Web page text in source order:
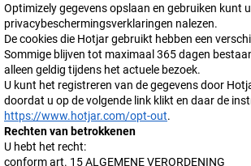
Optimizely gegevens opslaan en gebruiken kunt
privacybeschermingsverklaringen nalezen.
De cookies die Hotjar gebruikt hebben een
Sommige blijven tot maximaal 365 dagen
alleen geldig tijdens het actuele bezoek.
U kunt het registreren van de gegevens door
doordat u op de volgende link klikt en daar de
https://www.hotjar.com/opt-out.
Rechten van betrokkenen
U hebt het recht:
conform art. 15 ALGEMENE VERORDENING